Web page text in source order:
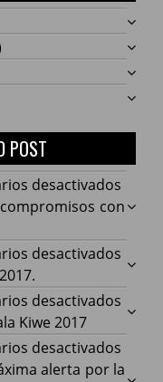
POST
desactivados
Cauca
con
con
desactivados
ACIN
desactivados
Hacía
Kiwe 2017
desactivados
alerta por la